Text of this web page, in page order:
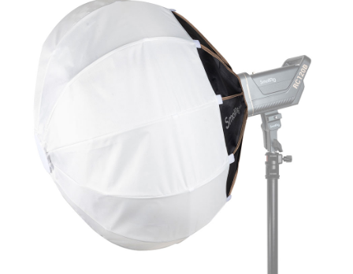
【「AFTEE先享後付」結帳流程】
１．於結帳方式選擇「AFTEE先享後付」後，將跳轉至「AFTEE先享後付」
結帳頁面，進行簡訊認證並確認金額後，即可完成結帳。
２．訂單成立數日內，您將收到繳費通知簡訊。
３．收到繳費通知簡訊後14天內，點擊此簡訊中的連結，可透過四大超商／
ATM／網路銀行／等多元方式進行付款，方視為交易完成。
※ 請注意：結帳手續完成當下不需立刻繳費，但若您需要取消訂單，請聯絡
購買商品的店家。未經商家同意取消之訂單仍視為有效，需透過AFTEE先享
※ 交易是否成功請以「AFTEE先享後付 」之結帳頁面顯示為準，若有關於
是否繳費成功／繳費後需取消欲退款等相關疑問，請聯繫「AFTEE先享後付
https://netprotections.freshdesk.com/support/home
【注意事項】
１．透過由恩沛科技股份有限公司提供之「AFTEE先享後付」服務完成之交
易，需依本服務之必要範圍內提供個人資料，並將交易相關給付款項請求債
權轉讓予恩沛科技股份有限公司。
每筆NT$60，滿NT$399(含以上)免運費
每筆NT$60，滿NT$399(含以上)免運費
每筆NT$75，滿NT$399(含以上)免運費
付款後門市自取